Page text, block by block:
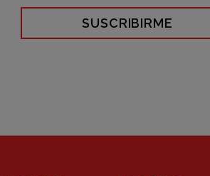
SUSCRIBIRME